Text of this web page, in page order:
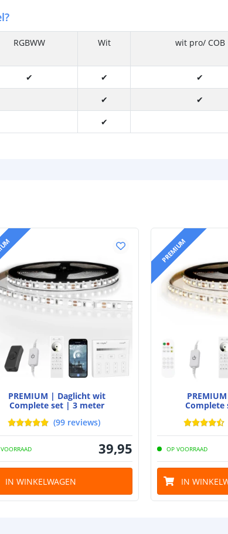
RGBWW Wit wit pro/ COB
✔ ✔ ✔
✔ ✔
✔
PREMIUM | Daglicht wit
Complete set | 3 meter
(99 reviews)
39,95
IN WINKELWAGEN
PREMIUM
OP VOORRAAD
IN